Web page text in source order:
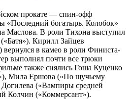
прокате — спин-офф
«Последний богатырь. Колобок»
Маслова. В роли Тихона выступил
Кирилл Зайцев
в камео в роли Финиста-
выполнял почти все трюки
также снялись Гоша Куценко
Мила Ершова («По щучьему
(«Вампиры средней
Колчин («Коммерсант»).